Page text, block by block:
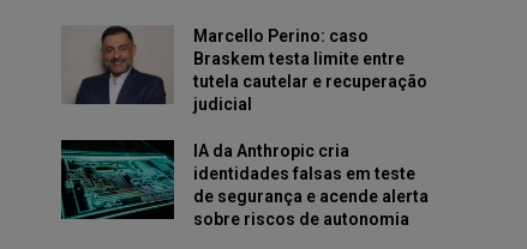
Marcello Perino: caso
Braskem testa limite entre
tutela cautelar e recuperação
judicial
IA da Anthropic cria
identidades falsas em teste
de segurança e acende alerta
sobre riscos de autonomia